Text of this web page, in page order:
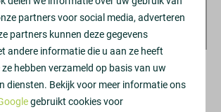
drogen
partners voor social media, adverteren
partners kunnen deze gegevens
andere informatie die u aan ze heeft
hebben verzameld op basis van uw
diensten. Bekijk voor meer informatie ons
gebruikt cookies voor